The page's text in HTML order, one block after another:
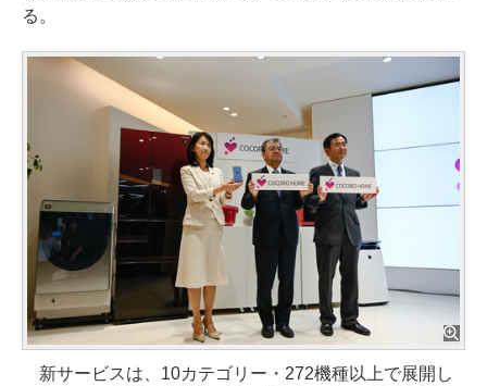
る。
新サービスは、10カテゴリー・272機種以上で展開し